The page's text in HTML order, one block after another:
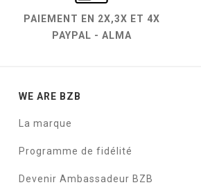
PAIEMENT EN 2X,3X ET 4X
PAYPAL - ALMA
WE ARE BZB
La marque
Programme de fidélité
Devenir Ambassadeur BZB